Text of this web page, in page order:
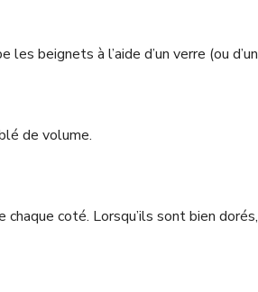
beignets à l’aide d’un verre (ou d’un
de volume.
coté. Lorsqu’ils sont bien dorés,